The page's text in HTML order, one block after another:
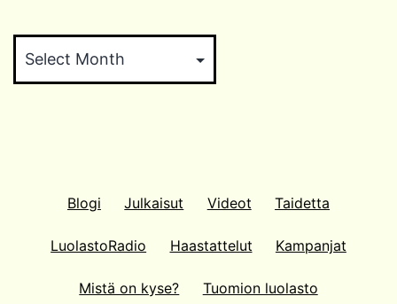
Blogi Julkaisut Videot Taidetta
LuolastoRadio Haastattelut Kampanjat
Mistä on kyse? Tuomion luolasto